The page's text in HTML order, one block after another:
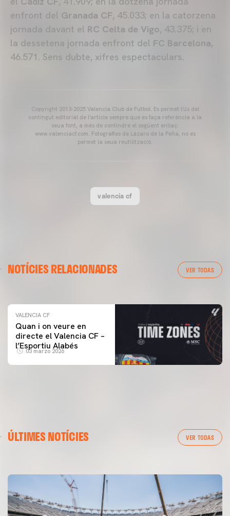
enfront del Granada CF, 45.033; en la catorzena
jornada davant el RC Celta de Vigo, 43.375; i en
la dessetena jornada enfront del FC Barcelona,
46.571. Sens dubte, xifres espectaculars.
Copyright 2013-2025 Valencia Club de Futbol. Es permet l'ús del
contingut editorial de l'article sempre que es faça referència a la
seua font, a més de contindre el següent enllaç:
www.valenciacf.com. Fotografies de Lázaro de la Peña, no es
permet la seua reutilització.
valencia cf
NOTÍCIES RELACIONADES VER TODAS
ENTRENAMENT DEL VALENCIA CF 04/03/26
VALENCIA CF
Quan i on veure en
directe el Valencia CF –
l’Esportiu Alabés
03 marzo 2026
ÚLTIMES NOTÍCIES VER TODAS
MESTALLA 📍